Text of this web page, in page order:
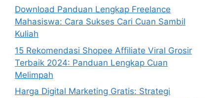
Download Panduan Lengkap Freelance
Mahasiswa: Cara Sukses Cari Cuan Sambil
Kuliah
15 Rekomendasi Shopee Affiliate Viral Grosir
Terbaik 2024: Panduan Lengkap Cuan
Melimpah
Harga Digital Marketing Gratis: Strategi